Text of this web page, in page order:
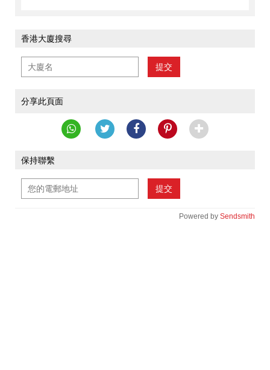
香港大廈搜尋
提交
分享此頁面
保持聯繫
提交
Powered by Sendsmith